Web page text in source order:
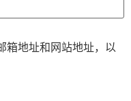
箱地址和网站地址，以